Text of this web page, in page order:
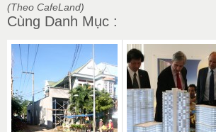
(Theo CafeLand)
Cùng Danh Mục :